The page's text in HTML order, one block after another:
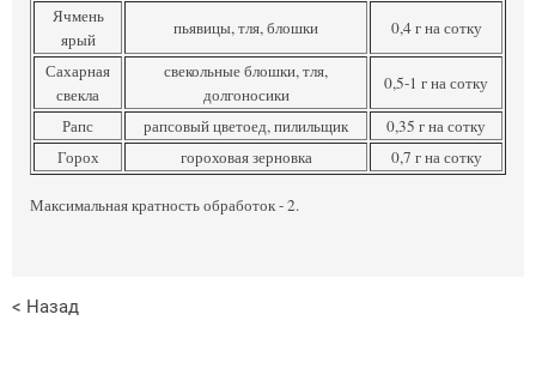
Ячмень
ярый
пьявицы, тля, блошки
0,4 г на сотку
Сахарная
свекла
свекольные блошки, тля,
долгоносики
0,5-1 г на сотку
Рапс
рапсовый цветоед, пилильщик
0,35 г на сотку
Горох
гороховая зерновка 0,7 г на сотку
Максимальная кратность обработок - 2.
< Назад